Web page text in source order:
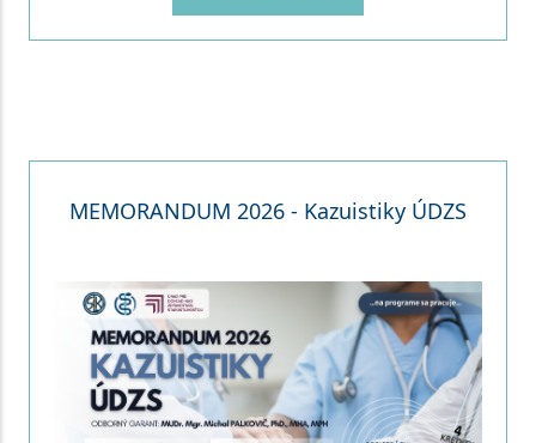
MEMORANDUM 2026 - Kazuistiky ÚDZS